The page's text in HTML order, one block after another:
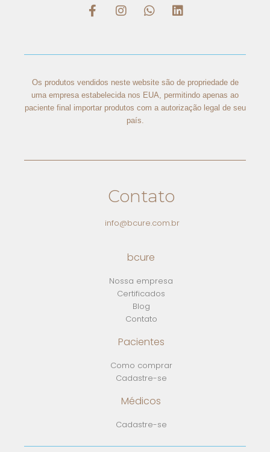
Os produtos vendidos neste website são de propriedade de
uma empresa estabelecida nos EUA, permitindo apenas ao
paciente final importar produtos com a autorização legal de seu
país.
Contato
info@bcure.com.br
bcure
Nossa empresa
Certificados
Blog
Contato
Pacientes
Como comprar
Cadastre-se
Médicos
Cadastre-se